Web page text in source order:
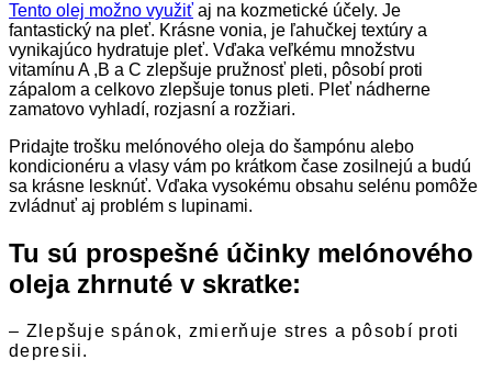
Tento olej možno využiť aj na kozmetické účely. Je
fantastický na pleť. Krásne vonia, je ľahučkej textúry a
vynikajúco hydratuje pleť. Vďaka veľkému množstvu
vitamínu A ,B a C zlepšuje pružnosť pleti, pôsobí proti
zápalom a celkovo zlepšuje tonus pleti. Pleť nádherne
zamatovo vyhladí, rozjasní a rozžiari.
Pridajte trošku melónového oleja do šampónu alebo
kondicionéru a vlasy vám po krátkom čase zosilnejú a budú
sa krásne lesknúť. Vďaka vysokému obsahu selénu pomôže
zvládnuť aj problém s lupinami.
Tu sú prospešné účinky melónového
oleja zhrnuté v skratke:
– Zlepšuje spánok, zmierňuje stres a pôsobí proti
depresii.